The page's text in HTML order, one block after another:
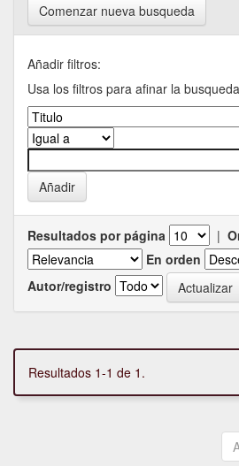
Comenzar nueva busqueda
Añadir filtros:
Usa los filtros para afinar la
Resultados por página |
En orden
Autor/registro
Resultados 1-1 de 1.